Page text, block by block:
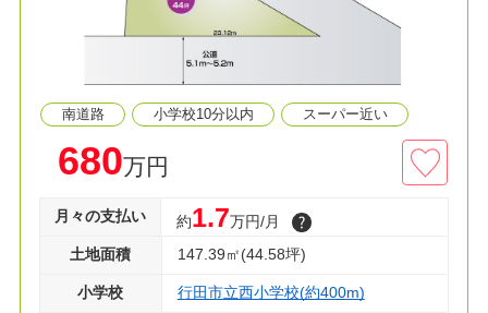
■学校まで徒歩6分圏内
■買い物や外出に便利な立地
■保育施設充実エリア
◇資料請求・現地見学のご予約などお気軽にお問
い合わせください！
南道路 小学校10分以内 スーパー近い
680万円
月々の支払い 約1.7万円/月
土地面積 147.39㎡(44.58坪)
小学校 行田市立西小学校(約400m)